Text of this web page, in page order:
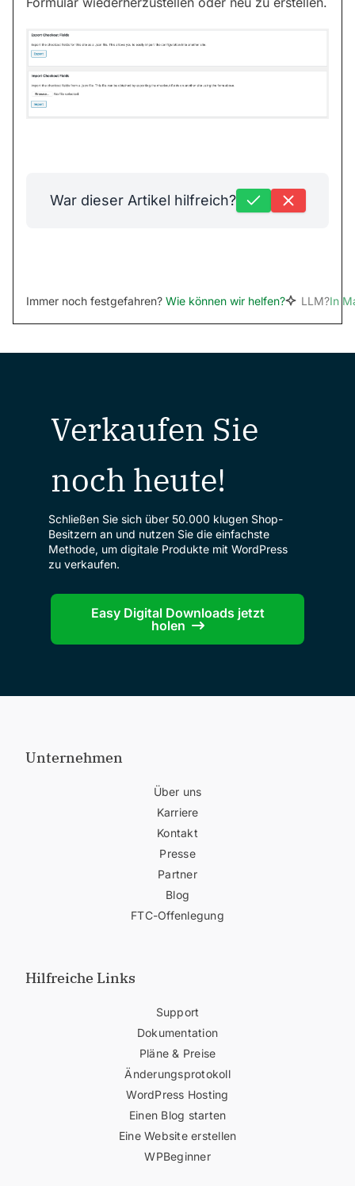
War dieser Artikel hilfreich?
Immer noch festgefahren? Wie können wir helfen? LLM?In
Verkaufen Sie
noch heute!
Schließen Sie sich über 50.000 klugen Shop-
Besitzern an und nutzen Sie die einfachste
Methode, um digitale Produkte mit WordPress
zu verkaufen.
Easy Digital Downloads jetzt
holen
Unternehmen
Über uns
Karriere
Kontakt
Presse
Partner
Blog
FTC-Offenlegung
Hilfreiche Links
Support
Dokumentation
Pläne & Preise
Änderungsprotokoll
WordPress Hosting
Einen Blog starten
Eine Website erstellen
WPBeginner